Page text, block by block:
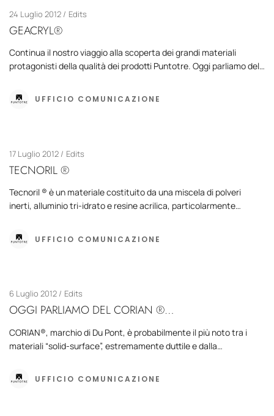
24 Luglio 2012 Edits
GEACRYL®
Continua il nostro viaggio alla scoperta dei grandi materiali
protagonisti della qualità dei prodotti Puntotre. Oggi parliamo del…
UFFICIO COMUNICAZIONE
17 Luglio 2012 Edits
TECNORIL ®
Tecnoril ® è un materiale costituito da una miscela di polveri
inerti, alluminio tri-idrato e resine acrilica, particolarmente…
UFFICIO COMUNICAZIONE
6 Luglio 2012 Edits
OGGI PARLIAMO DEL CORIAN ®…
CORIAN®, marchio di Du Pont, è probabilmente il più noto tra i
materiali “solid-surface”, estremamente duttile e dalla…
UFFICIO COMUNICAZIONE